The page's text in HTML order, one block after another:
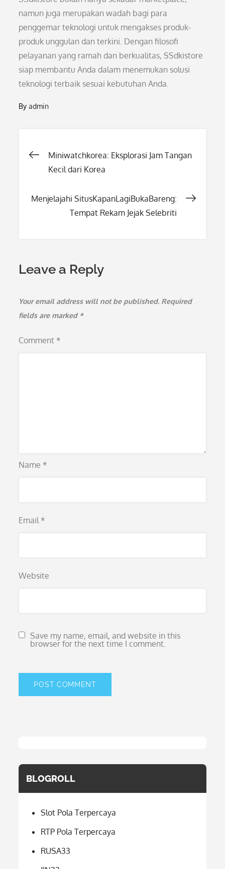
namun juga merupakan wadah bagi para
penggemar teknologi untuk mengakses produk-
produk unggulan dan terkini. Dengan filosofi
pelayanan yang ramah dan berkualitas, SSdkistore
siap membantu Anda dalam menemukan solusi
teknologi terbaik sesuai kebutuhan Anda.
Byadmin
Post
Miniwatchkorea: Eksplorasi Jam Tangan
Kecil dari Korea
Menjelajahi SitusKapanLagiBukaBareng:
Tempat Rekam Jejak Selebriti
Leave a Reply
Your email address will not be published. Required
fields are marked *
Comment *
Name *
Email *
Website
Save my name, email, and website in this
browser for the next time I comment.
BLOGROLL
Slot Pola Terpercaya
RTP Pola Terpercaya
RUSA33